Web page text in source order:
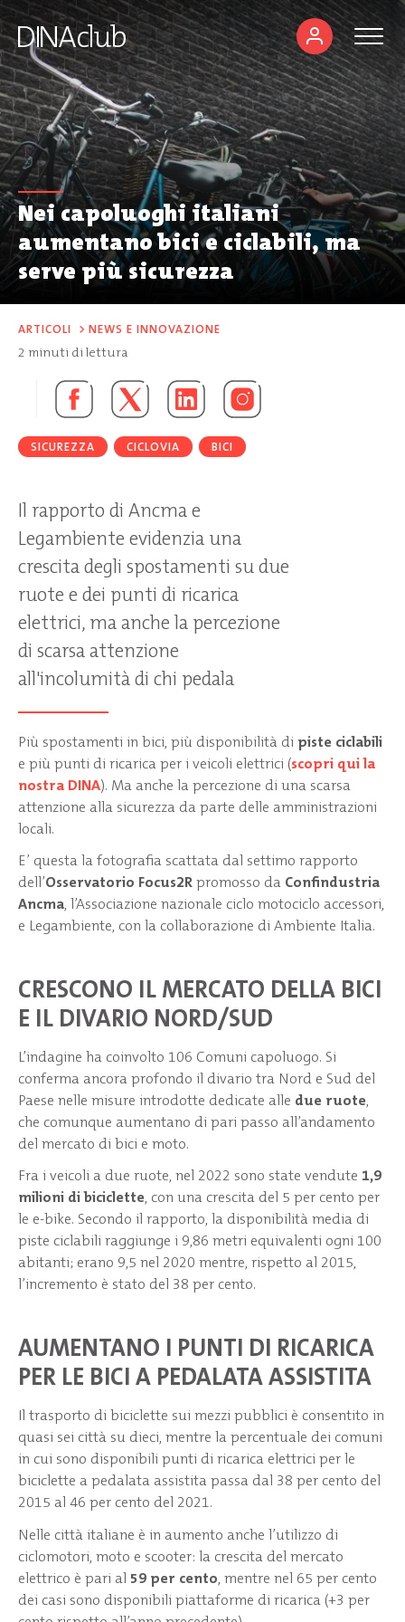
Nei capoluoghi italiani
aumentano bici e ciclabili, ma
serve più sicurezza
ARTICOLI > NEWS E INNOVAZIONE
2 minuti di lettura
SICUREZZA CICLOVIA BICI
Il rapporto di Ancma e
Legambiente evidenzia una
crescita degli spostamenti su due
ruote e dei punti di ricarica
elettrici, ma anche la percezione
di scarsa attenzione
all'incolumità di chi pedala
Più spostamenti in bici, più disponibilità di piste ciclabili
e più punti di ricarica per i veicoli elettrici (scopri qui la
nostra DINA). Ma anche la percezione di una scarsa
attenzione alla sicurezza da parte delle amministrazioni
locali.
E’ questa la fotografia scattata dal settimo rapporto
dell’Osservatorio Focus2Rpromosso da Confindustria
Ancma, l’Associazione nazionale ciclo motociclo accessori,
e Legambiente, con la collaborazione di Ambiente Italia.
CRESCONO IL MERCATO DELLA BICI
E IL DIVARIO NORD/SUD
L’indagine ha coinvolto 106 Comuni capoluogo. Si
conferma ancora profondo il divario tra Nord e Sud del
Paese nelle misure introdotte dedicate alle due ruote,
che comunque aumentano di pari passo all’andamento
del mercato di bici e moto.
Fra i veicoli a due ruote, nel 2022 sono state vendute 1,9
milioni di biciclette, con una crescita del 5 per cento per
le e-bike. Secondo il rapporto, la disponibilità media di
piste ciclabili raggiunge i 9,86 metri equivalenti ogni 100
abitanti; erano 9,5 nel 2020 mentre, rispetto al 2015,
l’incremento è stato del 38 per cento.
AUMENTANO I PUNTI DI RICARICA
PER LE BICI A PEDALATA ASSISTITA
Il trasporto di biciclette sui mezzi pubblici è consentito in
quasi sei città su dieci, mentre la percentuale dei comuni
in cui sono disponibili punti di ricarica elettrici per le
biciclette a pedalata assistita passa dal 38 per cento del
2015 al 46 per cento del 2021.
Nelle città italiane è in aumento anche l’utilizzo di
ciclomotori, moto e scooter: la crescita del mercato
elettrico è pari al 59 per cento, mentre nel 65 per cento
dei casi sono disponibili piattaforme di ricarica (+3 per